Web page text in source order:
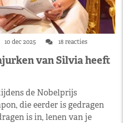
10 dec 2025 18 reacties
van Silvia heeft
de Nobelprijs
die eerder is gedragen
is in, lenen van je